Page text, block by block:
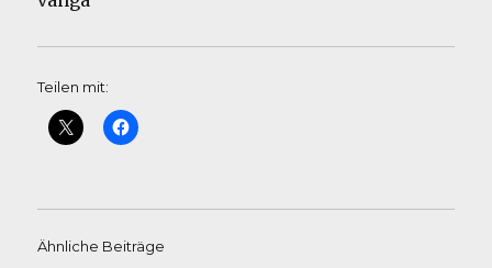
Teilen mit:
Ähnliche Beiträge